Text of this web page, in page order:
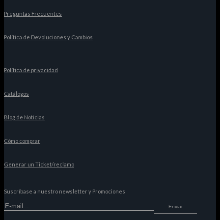
Preguntas Frecuentes
Política de Devoluciones y Cambios
Política de privacidad
Catálogos
Blog de Noticias
Cómo comprar
Generar un Ticket/reclamo
Suscríbase a nuestro newsletter y Promociones
Enviar